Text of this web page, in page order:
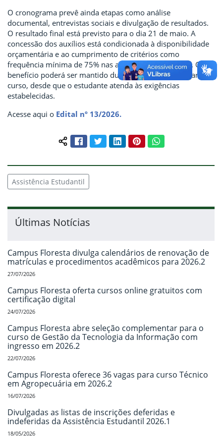
O cronograma prevê ainda etapas como análise
documental, entrevistas sociais e divulgação de resultados.
O resultado final está previsto para o dia 21 de maio. A
concessão dos auxílios está condicionada à disponibilidade
orçamentária e ao cumprimento de critérios como
frequência mínima de 75% nas atividades acadêmicas. O
benefício poderá ser mantido durante o período regular do
curso, desde que o estudante atenda às exigências
estabelecidas.
Acesse aqui o Edital nº 13/2026.
Compartilhar conteúdo:
FacebookTwitterLinkedInPinterestWhatsApp
Assistência Estudantil
Últimas Notícias
Campus Floresta divulga calendários de renovação de
matrículas e procedimentos acadêmicos para 2026.2
27/07/2026
Campus Floresta oferta cursos online gratuitos com
certificação digital
24/07/2026
Campus Floresta abre seleção complementar para o
curso de Gestão da Tecnologia da Informação com
ingresso em 2026.2
22/07/2026
Campus Floresta oferece 36 vagas para curso Técnico
em Agropecuária em 2026.2
16/07/2026
Divulgadas as listas de inscrições deferidas e
indeferidas da Assistência Estudantil 2026.1
18/05/2026